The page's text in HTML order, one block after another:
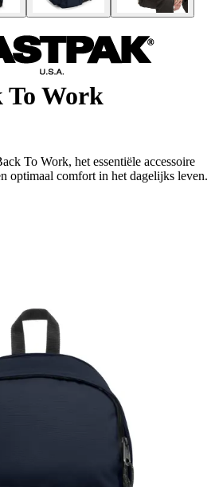
To Work
To Work, het essentiële accessoire
optimaal comfort in het dagelijks leven.